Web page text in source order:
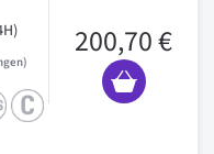
200,70 €